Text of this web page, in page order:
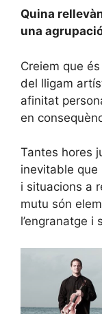
Quina
una
Creiem que
del lligam
afinitat
en
Tantes hores
inevitable que
i situacions a
mutu són
l’engranatge i